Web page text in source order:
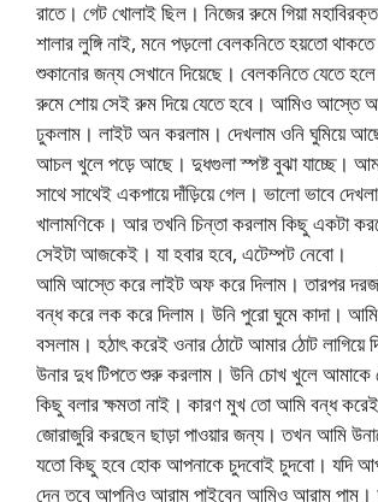
রাতে। গেট খোলাই ছিল। নিজের রুমে গিয়া
শালার লুঙ্গি নাই, মনে পড়লো বেলকনিতে হয়তো
শুকানোর জন্য সেখানে দিয়েছে। বেলকনিতে যেতে
রুমে শোয় সেই রুম দিয়ে যেতে হবে। আমিও আস্তে
ঢুকলাম। লাইট অন করলাম। দেখলাম ওনি ঘুমিয়ে
আচল খুলে পড়ে আছে। দুধগুলা স্পষ্ট বুঝা যাচ্ছে।
সাথে সাথেই একপায়ে দাঁড়িয়ে গেল। ভালো ভাবে
খালামণিকে। আর তখনি চিন্তা করলাম কিছু একটা
সেইটা আজকেই। যা হবার হবে, এটেম্পট নেবো।
আমি আস্তে করে লাইট অফ করে দিলাম। তারপর
বন্ধ করে লক করে দিলাম। উনি পুরো ঘুমে কাদা।
বসলাম। হঠাৎ করেই ওনার ঠোটে আমার ঠোট লাগিয়ে
উনার দুধ টিপতে শুরু করলাম। উনি চোখ খুলে
কিছু বলার ক্ষমতা নাই। কারণ মুখ তো আমি বন্ধ
জোরাজুরি করছেন ছাড়া পাওয়ার জন্য। তখন আমি
যতো কিছু হবে হোক আপনাকে চুদবোই চুদবো। যদি
দেন তবে আপনিও আরাম পাইবেন আমিও আরাম